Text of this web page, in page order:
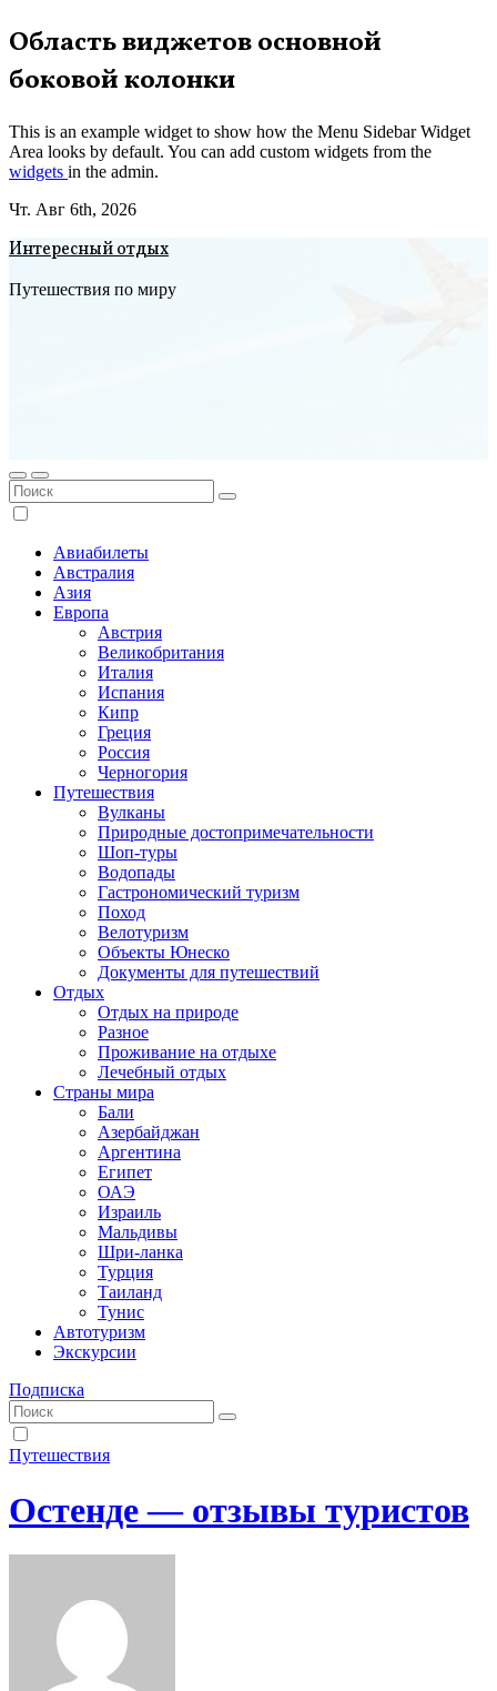
Перейти
к
содержимому
Область виджетов основной
боковой колонки
This is an example widget to show how the Menu Sidebar Widget
Area looks by default. You can add custom widgets from the
widgets in the admin.
Чт. Авг 6th, 2026
Интересный отдых
Путешествия по миру
Авиабилеты
Австралия
Азия
Европа
Австрия
Великобритания
Италия
Испания
Кипр
Греция
Россия
Черногория
Путешествия
Вулканы
Природные достопримечательности
Шоп-туры
Водопады
Гастрономический туризм
Поход
Велотуризм
Объекты Юнеско
Документы для путешествий
Отдых
Отдых на природе
Разное
Проживание на отдыхе
Лечебный отдых
Страны мира
Бали
Азербайджан
Аргентина
Египет
ОАЭ
Израиль
Мальдивы
Шри-ланка
Турция
Таиланд
Тунис
Автотуризм
Экскурсии
Подписка
Путешествия
Остенде — отзывы туристов